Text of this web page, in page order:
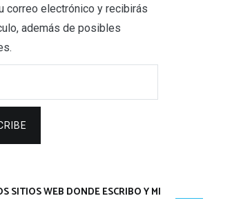
correo electrónico y recibirás
además de posibles
SITIOS WEB DONDE ESCRIBO Y MI